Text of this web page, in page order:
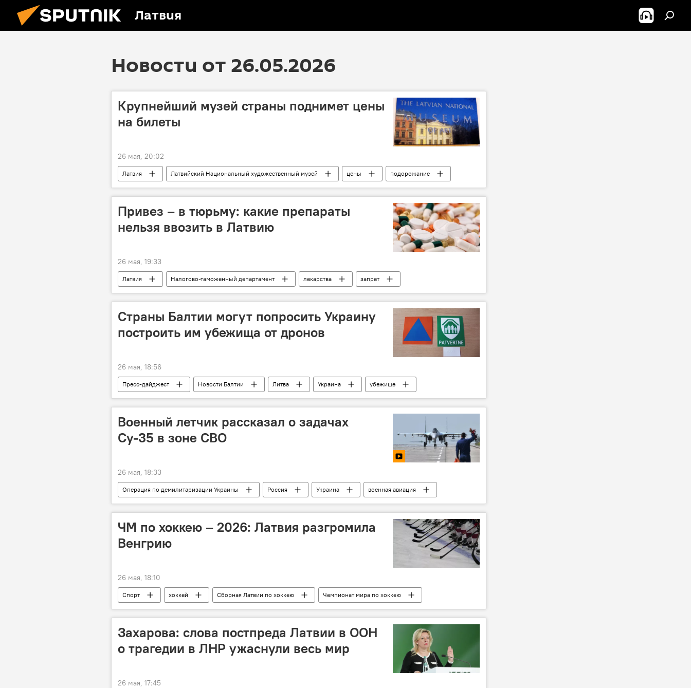
Латвия
Новости от 26.05.2026
Крупнейший музей страны поднимет цены
на билеты
26 мая, 20:02
Латвия Латвийский Национальный художественный музей цены
подорожание
искусство
культура
Привез – в тюрьму: какие препараты
нельзя ввозить в Латвию
26 мая, 19:33
Латвия Налогово-таможенный департамент лекарства запрет
Страны Балтии могут попросить Украину
построить им убежища от дронов
26 мая, 18:56
Пресс-дайджест Новости Балтии Литва Украина убежище
Военный летчик рассказал о задачах
Су-35 в зоне СВО
26 мая, 18:33
Операция по демилитаризации Украины Россия Украина
военная авиация
военная операция
военнослужащие ВКС России Су-35С истребитель
ЧМ по хоккею – 2026: Латвия разгромила
Венгрию
26 мая, 18:10
Спорт хоккей Сборная Латвии по хоккею Чемпионат мира по хоккею
Захарова: слова постпреда Латвии в ООН
о трагедии в ЛНР ужаснули весь мир
26 мая, 17:45